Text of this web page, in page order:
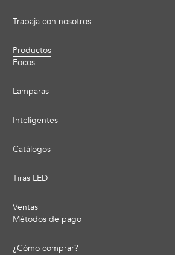
Trabaja con nosotros
Productos
Focos
Lamparas
Inteligentes
Catálogos
Tiras LED
Ventas
Métodos de pago
¿Cómo comprar?